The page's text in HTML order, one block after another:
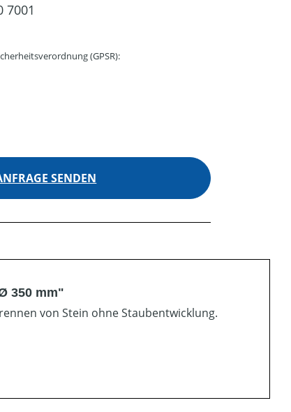
7001
(GPSR):
SENDEN
350 mm"
von Stein ohne Staubentwicklung.